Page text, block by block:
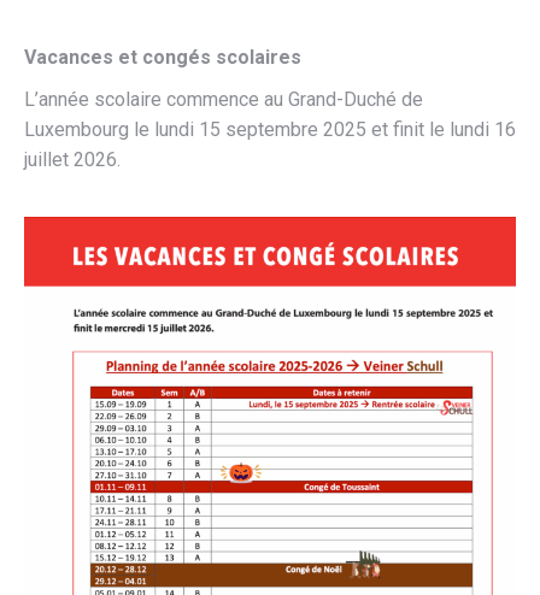
Vacances et congés scolaires
L’année scolaire commence au Grand-Duché de
Luxembourg le lundi 15 septembre 2025 et finit le lundi 16
juillet 2026.